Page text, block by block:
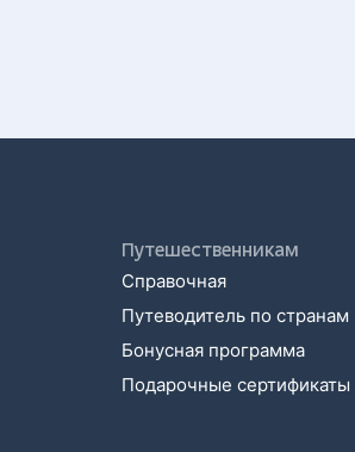
Путешественникам
Справочная
Путеводитель по странам
Бонусная программа
Подарочные сертификаты